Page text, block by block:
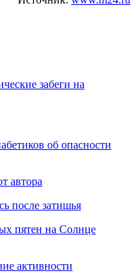
забеги на
об опасности
автора
после затишья
пятен на Солнце
активности